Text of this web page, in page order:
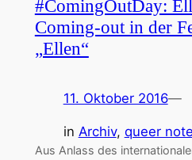
#ComingOutDay:
Coming-out in der
„Ellen“
11. Oktober 2016—
in Archiv, queer
Aus Anlass des